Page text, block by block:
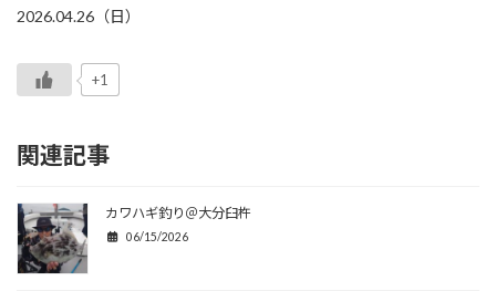
2026.04.26（日）
+1
関連記事
カワハギ釣り＠大分臼杵
06/15/2026